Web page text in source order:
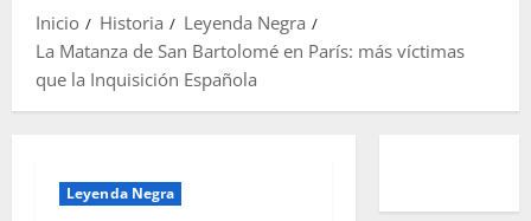
Inicio Historia
Leyenda Negra
La Matanza de San Bartolomé en París: más víctimas
que la Inquisición Española
Leyenda Negra